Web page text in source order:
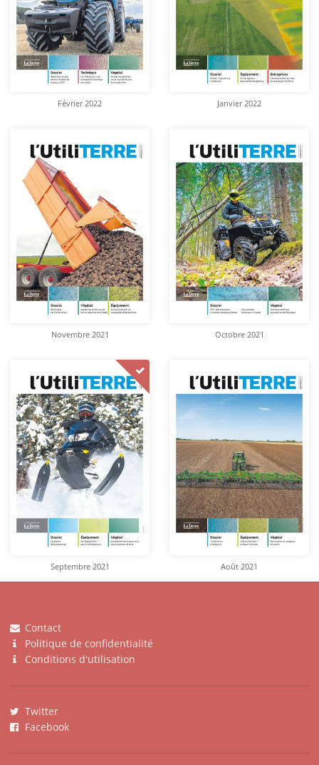
Février 2022 Janvier 2022
Novembre 2021 Octobre 2021
Septembre 2021 Août 2021
Contact
Politique de confidentialité
Conditions d'utilisation
Twitter
Facebook